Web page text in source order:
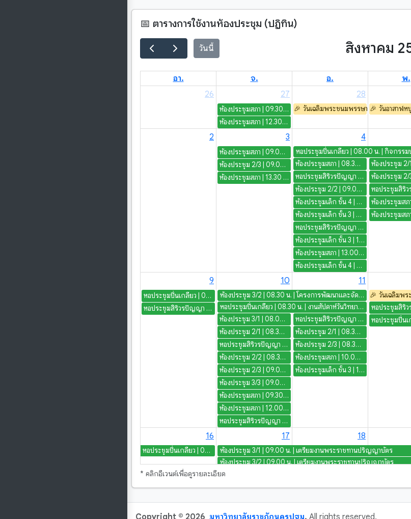
📅 ตารางการใช้งานห้องประชุม (ปฏิทิน)
วันนี้ สิงหาคม
อา. จ. อ. พ.
26
27
ห้องประชุมสภา | 09.30 น. | ประชุมคณะกรรมการอำนวยการจัดการศึกษานักศึกษานานาชาติ
ห้องประชุมสภา | 12.30 น. | การชี้แจงงบประมาณรายจ่ายประจำปีงบประมาณ พ.ศ.2570 ผ่านระบบสื่ออิเล็กทรอนิกส์ (Zoom Meeting)
28
🎉 วันเฉลิมพระชนมพรรษา สมเด็จพระเจ้
🎉 วันอาสาฬห
2 3
ห้องประชุมสภา | 09.00 น. | คณะกรรมการทบทวน
ห้องประชุม 2/3 | 09.00 น. | พิธีมอบถุงพระราชทานและเยี่ยมติตดามนักศึกษาทุนพระราชทานเพื่อการศึกษาสงเคราะห์มูลนิธิราชประชานุเคราะห์ ในพระพบรมราชูปถัมภ์ 2569
ห้องประชุมสภา | 13.30 น. | คณะกรรมการทบทวน
4
ห้องประชุมสภา | 08.30 น. | ประชุมคณะกรรมการทุน
หอประชุมสิริวรปัญญา | 09.00 น. | เปิดโลกกิจกรรม เตรียมจัดสถานที่
ห้องประชุม 2/2 | 09.00 น. | ติดตั้งไมค์ชุดประชุม
ห้องประชุมเล็ก ชั้น 4 | 09.00 น. | ประชุมการไปราชการและการใช้น้ำมันเชื้อเพลิง
ห้องประชุมเล็ก ชั้น 3 | 09.00 น. | ประชุมเตรียมความพร้อมชี้แจงงบประมาณ
หอประชุมสิริวรปัญญา | 09.00 น. | เตรียมงาน: จัดเตรียมสถานที่ / ทดสอบระบบภาพ - เสียง - เปิดโลกกิจกรรม
ห้องประชุมเล็ก ชั้น 3 | 12.00 น. | คณะกรรมการสืบสวนข้อเท็จจริงครั้งที่ 2
ห้องประชุมสภา | 13.00 น. | ประชุมคณะกรรมการพิจารณาทุนฯ
ห้องประชุมเล็ก ชั้น 4 | 14.00 น. | ติดตามงานก่อสร้าง
9
หอประชุมปิ่นเกลียว | 08.30 น. | กิจกรรมพัฒนาบุคลิกภาพ นักศึกษาต้นแบบ มหาวิทยาลัยราชภัฏนครปฐม ปีการศึกษา 2569
หอประชุมสิริวรปัญญา | 08.30 น. | เตรียมงาน: จัดเตรียมสถานที่ - งานวันกำนัน ผญ ทั้ง จ. นฐ
10
ห้องประชุม 3/2 | 08.30 น. | โครงการพัฒนาและจัดการเรียนการสอน-สาขาวิชาสังคมศึกษา กิจกรรมอบรมเชิงปฏิบัติการพัฒนาทักษะผู้นำศาสนพิธีกร ประจำปีงบประมาร 2569
หอประชุมปิ่นเกลียว | 08.30 น. | งานสัปดาห์วันวิทยาศาสตร์ ประจำปี 2569
ห้องประชุม 3/1 | 08.00 น. | โครงการรับรองคณะศึกษาดูงานและแลกเปลี่ยนเรียนรู้กับเครือข่ายมหาวิทยาลัย จังหวัดนครปฐม งานด้านกิจกรรมของสภานักศึกษาและองค์การนักศึกษา ระหว่างมหาวิทยาลัยราชภัฏเชียงใหม่กับมหาวิทยาลัยราชภัฏนครปฐม
ห้องประชุม 2/1 | 08.30 น. | โครงการอบรมเชิงปฏิบัติการการเขียนรายงานเพื่อส่งประเมินคุณภาพอาจารย์ PSF
หอประชุมสิริวรปัญญา | 08.30 น. | งานวันกำนัน ผญ ทั้ง จ. นฐ
ห้องประชุม 2/2 | 08.30 น. | morning talk
ห้องประชุม 2/3 | 09.00 น. | โครงการอบรมเชิงปฏิบัติการการเขียนรายงานเพื่อส่งประเมินคุณภาพอาจารย์ PSF
ห้องประชุม 3/3 | 09.00 น. | โครงการรับรองคณะศึกษาดูงานและแลกเปลี่ยนเรียนรู้กับเครือข่ายมหาวิทยาลัย จังหวัดนครปฐม งานด้านกิจกรรมของสภานักศึกษาและองค์การนักศึกษา ระหว่างมหาวิทยาลัยราชภัฏเชียงใหม่กับมหาวิทยาลัยราชภัฏนครปฐม
ห้องประชุมสภา | 09.30 น. | ประชุมคณะกรรมการฝ่ายรายได้ ครั้งที่ 1/2568
ห้องประชุมสภา | 12.00 น. | ประชุมกลั่นกรอง พิจารณางบประมาณ 2570
หอประชุมสิริวรปัญญา | 16.30 น. | เตรียมงาน: จัดเตรียมสถานที่ / ทดสอบระบบภาพ - เสียง - โครงการบูรณาการศาสตร์คณะมนุษยศาสตร์และสังคมศาสตร์เพื่อการพัฒนาท้องถิ่น กิจกรรมการถ่ายทอดความรู้นวัตกรรมสู่ชุมชนในรูปแบบการนำเสนอผลงาน
11
หอประชุมสิริวรปัญญา | 08.30 น. | โครงการบูรณาการศาสตร์คณะมนุษยศาสตร์และสังคมศาสตร์เพื่อการพัฒนาท้องถิ่น กิจกรรมการถ่ายทอดความรู้นวัตกรรมสู่ชุมชนในรูปแบบการนำเสนอผลงาน
ห้องประชุม 2/1 | 08.30 น. | โครงการบูรณาการศาสตร์ คณะมนุษยศาสตร์และสังคมศาสตร์เพื่อการพัฒนาท้องถิ่น
ห้องประชุม 2/3 | 08.30 น. | โครงการบูรณาการศาสตร์ คณะมนุษยศาสตร์และสังคมศาสตร์เพื่อการพัฒนาท้องถิ่น
ห้องประชุมสภา | 10.00 น. | ประชุมคณะกรรมการผลิตบทเรียนออนไลน์
ห้องประชุมเล็ก ชั้น 3 | 12.30 น. | ประชุมคณะกรรมการตรวจรับฯ จ้างเหมารปภ. ครั้งที่ 11/2569
🎉 วันเฉลิมพ
16
หอประชุมปิ่นเกลียว | 08.30 น. | โครงการบูธแคมป์
17
ห้องประชุม 3/1 | 09.00 น. | เตรียมงานพระราชทานปริญญาบัตร
ห้องประชุม 3/2 | 09.00 น. | เตรียมงานพระราชทานปริญญาบัตร
ห้องประชุม 3/3 | 09.00 น. | เตรียมงานพระราชทานปริญญาบัตร
ห้องประชุม 2/1 | 08.30 น. | เตรียมงานพระราชทานปริญญาบัตร
18
* คลิกอีเวนต์เพื่อดูรายละเอียด